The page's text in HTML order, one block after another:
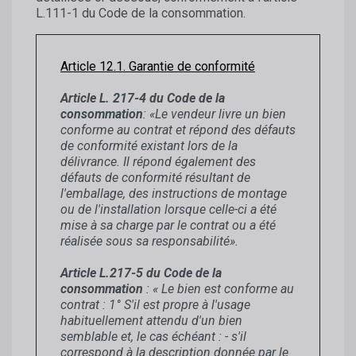
L.111-1 du Code de la consommation.
Article 12.1. Garantie de conformité
Article L. 217-4 du Code de la
consommation: «Le vendeur livre un bien
conforme au contrat et répond des défauts
de conformité existant lors de la
délivrance. Il répond également des
défauts de conformité résultant de
l'emballage, des instructions de montage
ou de l'installation lorsque celle-ci a été
mise à sa charge par le contrat ou a été
réalisée sous sa responsabilité».
Article L.217-5 du Code de la
consommation : « Le bien est conforme au
contrat : 1° S'il est propre à l'usage
habituellement attendu d'un bien
semblable et, le cas échéant : - s'il
correspond à la description donnée par le